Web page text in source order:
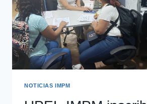
NOTICIAS IMPM